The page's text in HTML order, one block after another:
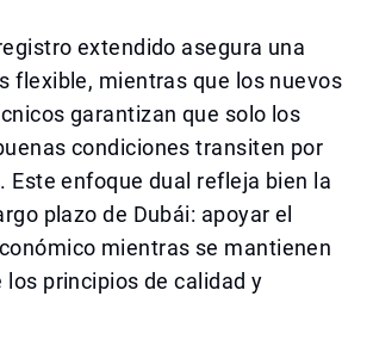
extendido asegura una
flexible, mientras que los nuevos
garantizan que solo los
condiciones transiten por
Este enfoque dual refleja bien la
plazo de Dubái: apoyar el
mientras se mantienen
principios de calidad y